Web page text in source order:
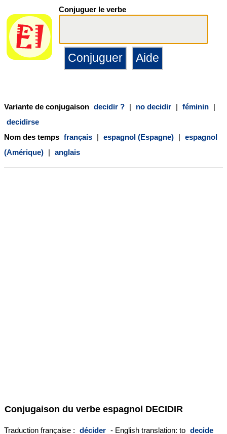
Conjuguer le verbe
Variante de conjugaison decidir ? | no decidir | féminin |
decidirse
Nom des temps français | espagnol (Espagne) | espagnol
(Amérique) | anglais
Conjugaison du verbe espagnol DECIDIR
Traduction française : décider - English translation: to decide